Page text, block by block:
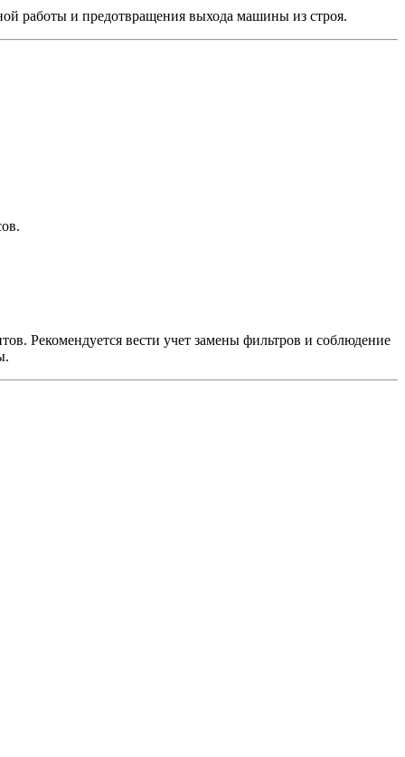
работы и предотвращения выхода машины из строя.
Рекомендуется вести учет замены фильтров и соблюдение